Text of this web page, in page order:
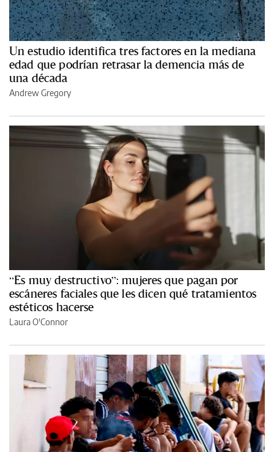
Un estudio identifica tres factores en la mediana
edad que podrían retrasar la demencia más de
una década
Andrew Gregory
“Es muy destructivo”: mujeres que pagan por
escáneres faciales que les dicen qué tratamientos
estéticos hacerse
Laura O'Connor